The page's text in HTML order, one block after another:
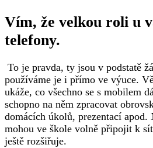
Vím, že velkou roli u
telefony.
To je pravda, ty jsou v podstatě
používáme je i přímo ve výuce.
ukáže, co všechno se s mobilem
schopno na něm zpracovat
domácích úkolů, prezentací apod.
mohou ve škole volně připojit k
ještě rozšiřuje.